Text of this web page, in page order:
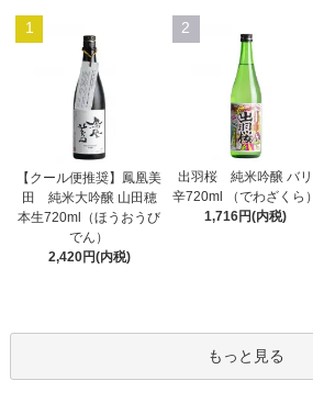
1
【クール便推奨】鳳凰美
田 純米大吟醸 山田穂
本生720ml（ほうおうび
でん）
2,420円(内税)
2
出羽桜 純米吟醸 バリ
辛720ml （でわざくら）
1,716円(内税)
もっと見る